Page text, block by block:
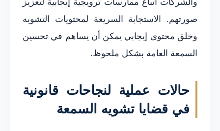
صورتهم. الاستجابة السريعة لمحتويات التشويه
وخلق محتوى إيجابي يمكن أن يساهم في تحسين
السمعة العامة بشكل ملحوظ.
حالات عملية لنجاحات قانونية
في قضايا تشويه السمعة